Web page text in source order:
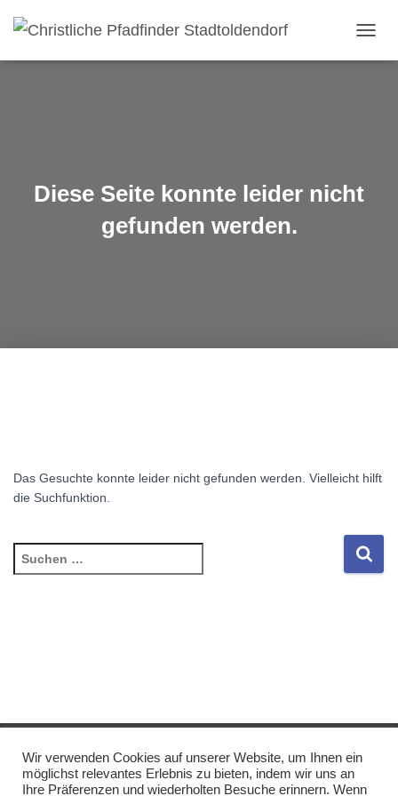
Diese Seite konnte leider nicht
gefunden werden.
Das Gesuchte konnte leider nicht gefunden werden. Vielleicht hilft
die Suchfunktion.
Suchen
nach:
IMPRESSUM/DISCLAIMER DATENSCHUTZ
Wir verwenden Cookies auf unserer Website, um Ihnen ein
möglichst relevantes Erlebnis zu bieten, indem wir uns an
Ihre Präferenzen und wiederholten Besuche erinnern. Wenn